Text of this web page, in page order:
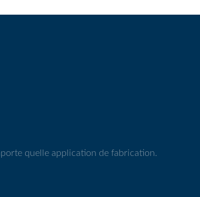
quelle application de fabrication.